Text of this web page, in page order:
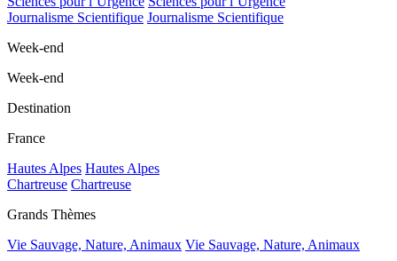
Journalisme Scientifique Journalisme Scientifique
Week-end
Week-end
Destination
France
Hautes Alpes Hautes Alpes
Chartreuse Chartreuse
Grands Thèmes
Vie Sauvage, Nature, Animaux Vie Sauvage, Nature, Animaux